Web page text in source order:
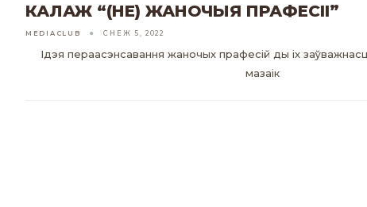
КАЛАЖ “(НЕ) ЖАНОЧЫЯ ПРАФЕСІІ”
MEDIACLUB СНЕЖ 5, 2022
Ідэя пераасэнсавання жаночых прафесій ды іх
мазаік